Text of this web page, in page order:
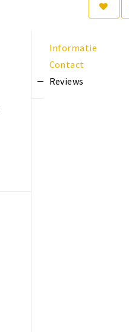
Informatie
Contact
Reviews